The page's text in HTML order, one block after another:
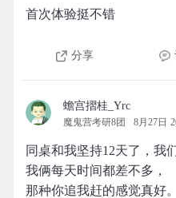
首次体验挺不错
分享
蟾宫摺桂_Yrc
魔鬼营考研8团 8月27日
同桌和我坚持12天了，我
我俩每天时间都差不多，
那种你追我赶的感觉真好。